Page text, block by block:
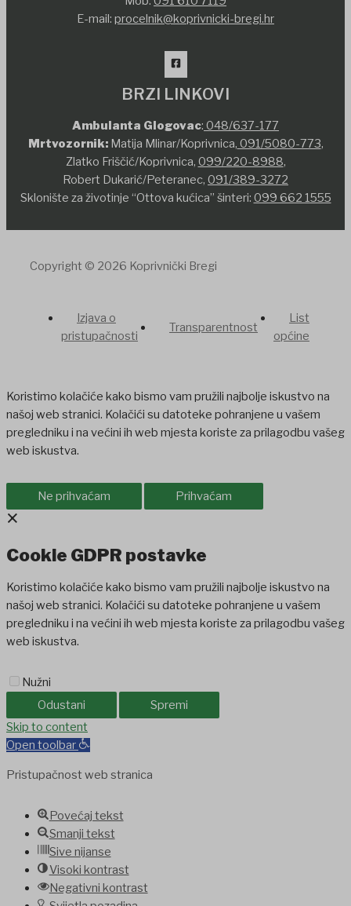
E-mail: procelnik@koprivnicki-bregi.hr
BRZI LINKOVI
Ambulanta Glogovac: 048/637-177
Mrtvozornik:Matija Mlinar/Koprivnica, 091/5080-773,
Zlatko Friščić/Koprivnica, 099/220-8988,
Robert Dukarić/Peteranec, 091/389-3272
Sklonište za životinje “Ottova kućica” šinteri: 099 662 1555
Copyright © 2026 Koprivnički Bregi
Izjava o
pristupačnosti
Transparentnost
List
općine
Koristimo kolačiće kako bismo vam pružili najbolje iskustvo na
našoj web stranici. Kolačići su datoteke pohranjene u vašem
pregledniku i na većini ih web mjesta koriste za prilagodbu vašeg
web iskustva.
Ne prihvaćam Prihvaćam
×
Cookie GDPR postavke
Koristimo kolačiće kako bismo vam pružili najbolje iskustvo na
našoj web stranici. Kolačići su datoteke pohranjene u vašem
pregledniku i na većini ih web mjesta koriste za prilagodbu vašeg
web iskustva.
Nužni
Odustani
Spremi
jojobetHoliganbet
Skip to content
Open toolbar
Pristupačnost web stranica
Povećaj tekst
Smanji tekst
Sive nijanse
Visoki kontrast
Negativni kontrast